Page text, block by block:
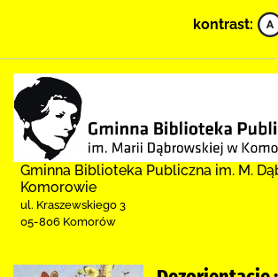
kontrast:
Gminna Biblioteka Publiczna im. M.
Komorowie
ul. Kraszewskiego 3
05-806 Komorów